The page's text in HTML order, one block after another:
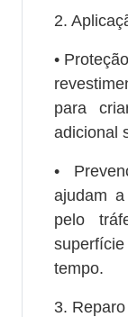
2.
•
para
adicional
•
ajudam
pelo
tempo.
3.